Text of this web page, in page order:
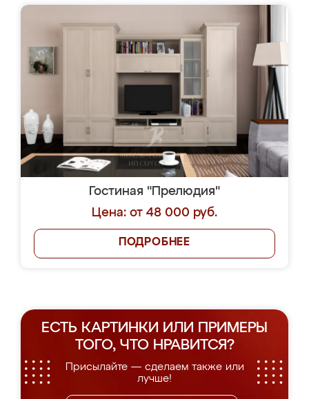
Гостиная "Прелюдия"
Цена: от 48 000 руб.
ПОДРОБНЕЕ
ЕСТЬ КАРТИНКИ ИЛИ ПРИМЕРЫ
ТОГО, ЧТО НРАВИТСЯ?
Присылайте — сделаем также или
лучше!